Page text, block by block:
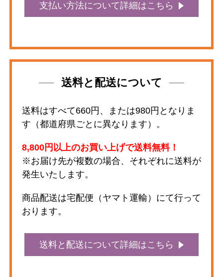
支払い方法について詳細はこちら
送料と配送について
送料はすべて660円、または980円となりま
す（都道府県ごとに異なります）。
8,800円以上のお買い上げで送料無料！
※お届け先が複数の場合、それぞれに送料が
発生いたします。
商品配送は宅配便（ヤマト運輸）にて行って
おります。
送料と配送について詳細はこちら